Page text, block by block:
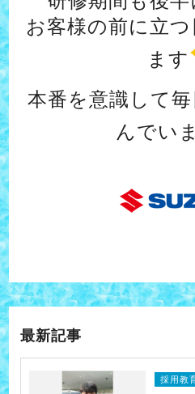
お客様の前に立
ます
本番を意識して
んでい
最新記事
採用教